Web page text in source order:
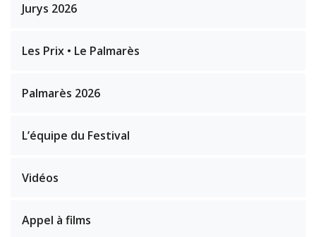
Jurys 2026
Les Prix • Le Palmarès
Palmarès 2026
L’équipe du Festival
Vidéos
Appel à films